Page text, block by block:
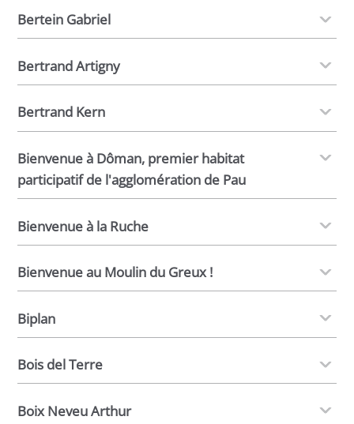
Bertein Gabriel
Bertrand Artigny
Bertrand Kern
Bienvenue à Dôman, premier habitat
participatif de l'agglomération de Pau
Bienvenue à la Ruche
Bienvenue au Moulin du Greux !
Biplan
Bois del Terre
Boix Neveu Arthur